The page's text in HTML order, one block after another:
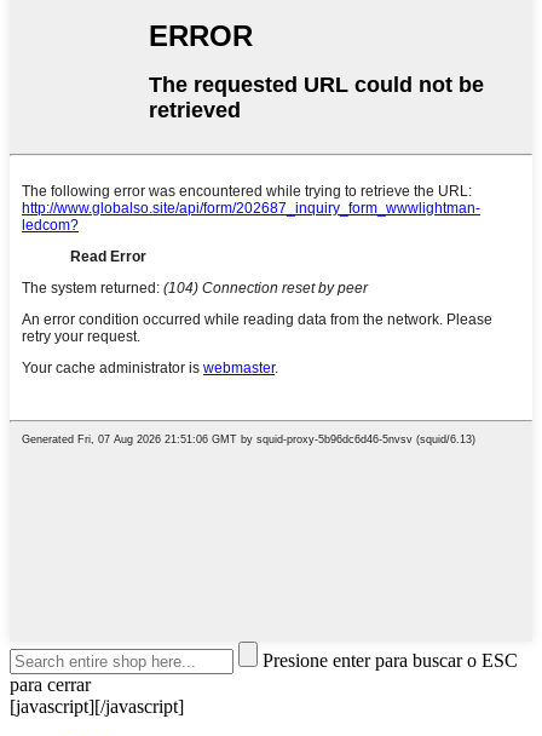
Presione enter para buscar o ESC
para cerrar
[javascript][/javascript]